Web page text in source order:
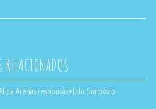
RELACIONADOS
Arenas responsável do Simpósio